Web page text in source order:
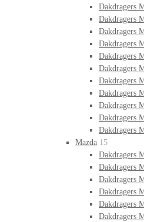
Dakdragers
Dakdragers
Dakdragers
Dakdragers
Dakdragers
Dakdragers
Dakdragers
Dakdragers
Dakdragers
Dakdragers
Dakdragers
Mazda 15
Dakdragers
Dakdragers
Dakdragers
Dakdragers
Dakdragers
Dakdragers